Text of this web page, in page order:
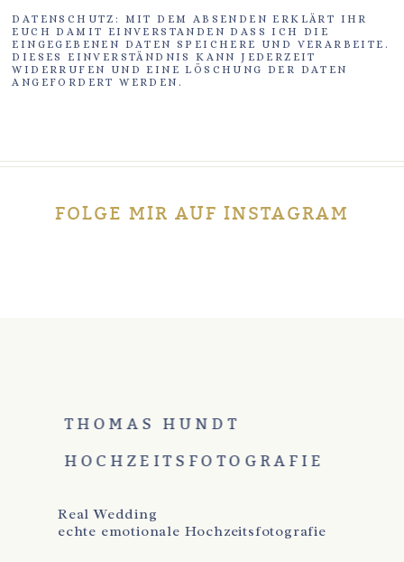
DATENSCHUTZ: MIT DEM ABSENDEN ERKLÄRT IHR
EUCH DAMIT EINVERSTANDEN DASS ICH DIE
EINGEGEBENEN DATEN SPEICHERE UND VERARBEITE.
DIESES EINVERSTÄNDNIS KANN JEDERZEIT
WIDERRUFEN UND EINE LÖSCHUNG DER DATEN
ANGEFORDERT WERDEN.
FOLGE MIR AUF INSTAGRAM
THOMAS HUNDT
HOCHZEITSFOTOGRAFIE
Real Wedding
echte emotionale Hochzeitsfotografie